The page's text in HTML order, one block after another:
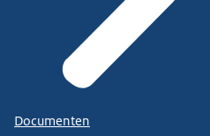
Documenten